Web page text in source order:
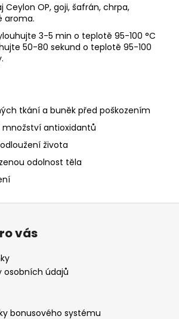
Ceylon OP, goji, šafrán, chrpa,
aroma.
3-5 min o teplotě 95-100 °C
50-80 sekund o teplotě 95-100
tkání a buněk před poškozením
množství antioxidantů
života
odolnost těla
vás
osobních údajů
bonusového systému